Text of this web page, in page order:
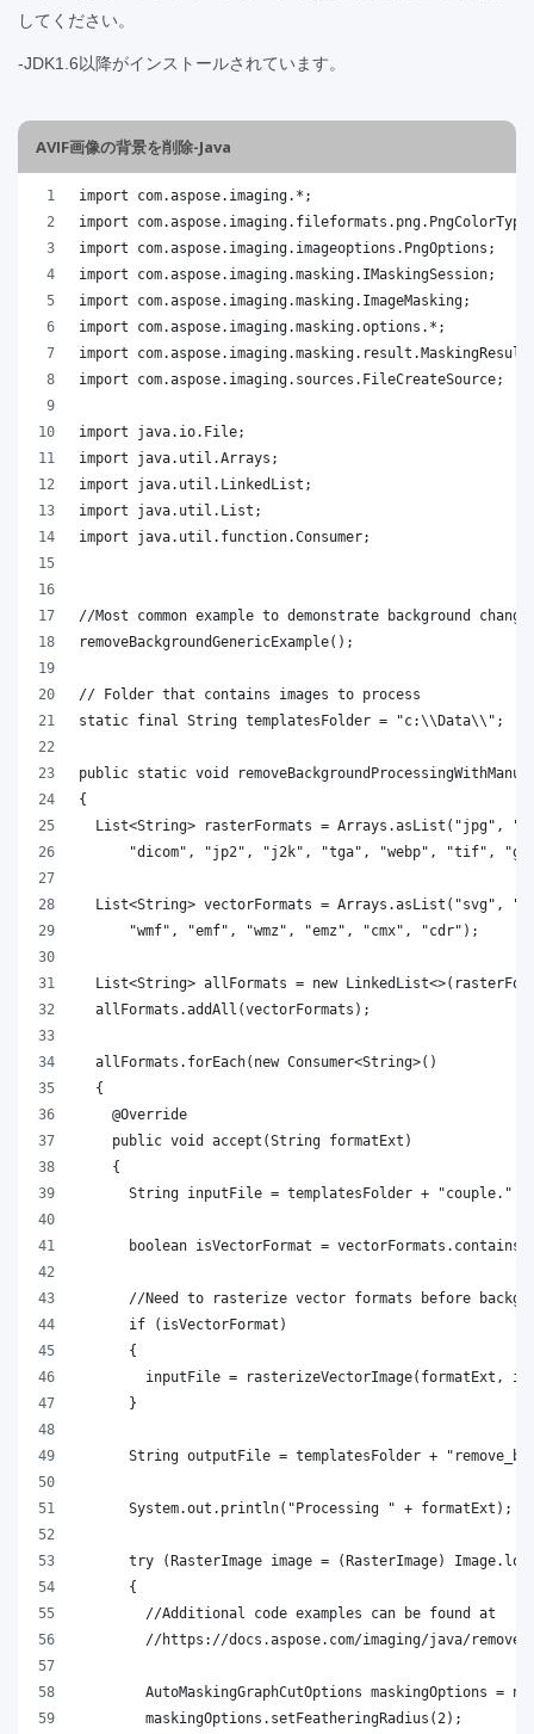
してください。
-JDK1.6以降がインストールされています。
AVIF画像の背景を削除-Java